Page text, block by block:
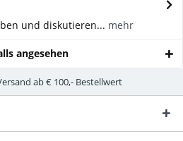
und diskutieren... mehr
angesehen
ab € 100,- Bestellwert